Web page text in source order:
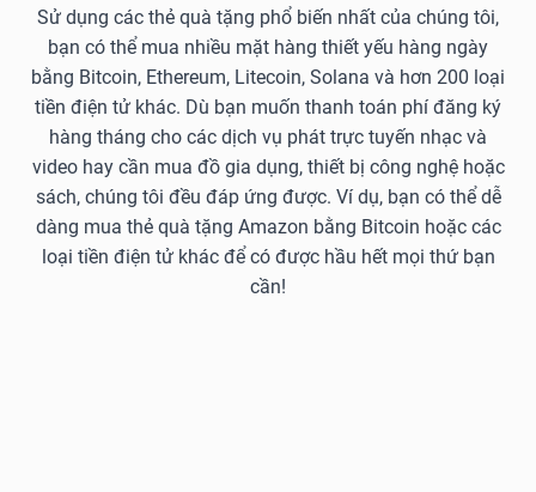
Sử dụng các thẻ quà tặng phổ biến nhất của chúng tôi,
bạn có thể mua nhiều mặt hàng thiết yếu hàng ngày
bằng Bitcoin, Ethereum, Litecoin, Solana và hơn 200 loại
tiền điện tử khác. Dù bạn muốn thanh toán phí đăng ký
hàng tháng cho các dịch vụ phát trực tuyến nhạc và
video hay cần mua đồ gia dụng, thiết bị công nghệ hoặc
sách, chúng tôi đều đáp ứng được. Ví dụ, bạn có thể dễ
dàng mua thẻ quà tặng Amazon bằng Bitcoin hoặc các
loại tiền điện tử khác để có được hầu hết mọi thứ bạn
cần!